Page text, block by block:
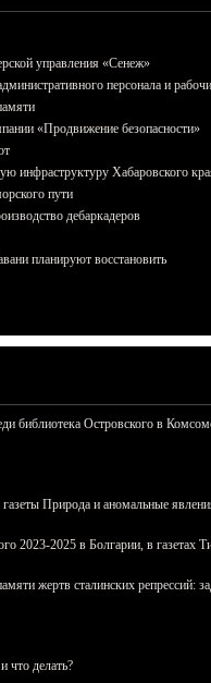
управления «Сенеж»
персонала и
«Продвижение безопасности»
инфраструктуру Хабаровского
пути
дебаркадеров
планируют восстановить
библиотека Островского в
Природа и аномальные
2023-2025 в Болгарии, в газетах
жертв сталинских репрессий:
что делать?